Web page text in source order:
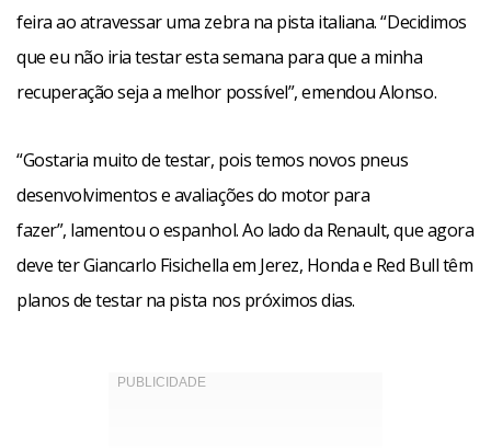
feira ao atravessar uma zebra na pista italiana. “Decidimos
que eu não iria testar esta semana para que a minha
recuperação seja a melhor possível”, emendou Alonso.
“Gostaria muito de testar, pois temos novos pneus
desenvolvimentos e avaliações do motor para
fazer”, lamentou o espanhol. Ao lado da Renault, que agora
deve ter Giancarlo Fisichella em Jerez, Honda e Red Bull têm
planos de testar na pista nos próximos dias.